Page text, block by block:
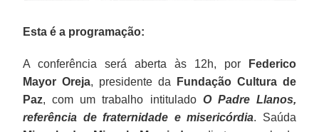
Esta é a programação:
A conferência será aberta às 12h, por
Federico
Mayor Oreja, presidente da
Fundação Cultura de
Paz, com um trabalho intitulado O Padre Llanos,
referência de fraternidade e misericórdia. Saúda